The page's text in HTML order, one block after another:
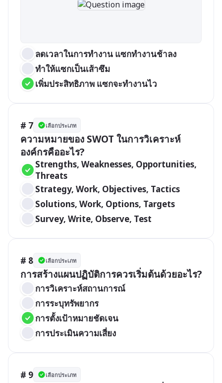
ลดเวลาในการทำงาน แซกทำงานช้าลง
ทำให้แซกเป็นเส้าซึม
เพิ่มประสิทธิภาพ แซกจะทำงานไว
# 7 เลือกประเภท
ความหมายของ SWOT ในการวิเคราะห์
องค์กรคืออะไร?
Strengths, Weaknesses, Opportunities,
Threats
Strategy, Work, Objectives, Tactics
Solutions, Work, Options, Targets
Survey, Write, Observe, Test
# 8 เลือกประเภท
การสร้างแผนปฏิบัติการควรเริ่มต้นด้วยอะไร?
การวิเคราะห์สถานการณ์
การระบุทรัพยากร
การตั้งเป้าหมายชัดเจน
การประเมินความเสี่ยง
# 9 เลือกประเภท